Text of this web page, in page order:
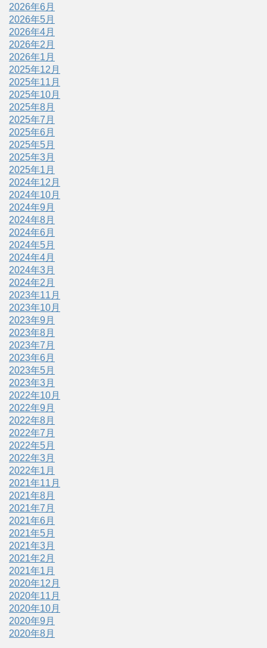
2026年6月
2026年5月
2026年4月
2026年2月
2026年1月
2025年12月
2025年11月
2025年10月
2025年8月
2025年7月
2025年6月
2025年5月
2025年3月
2025年1月
2024年12月
2024年10月
2024年9月
2024年8月
2024年6月
2024年5月
2024年4月
2024年3月
2024年2月
2023年11月
2023年10月
2023年9月
2023年8月
2023年7月
2023年6月
2023年5月
2023年3月
2022年10月
2022年9月
2022年8月
2022年7月
2022年5月
2022年3月
2022年1月
2021年11月
2021年8月
2021年7月
2021年6月
2021年5月
2021年3月
2021年2月
2021年1月
2020年12月
2020年11月
2020年10月
2020年9月
2020年8月